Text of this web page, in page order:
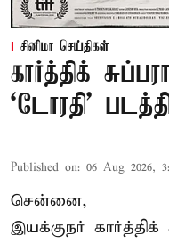
சினிமா செய்திகள்
கார்த்திக்
`டோரதி'
Published on: 06 Aug 2026,
சென்னை,
இயக்குநர் கார்த்திக்